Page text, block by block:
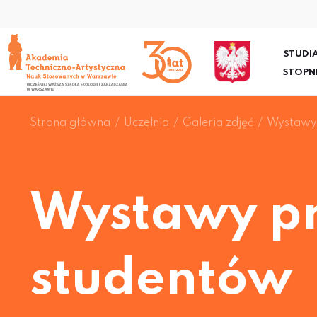
Strona główna Uczelnia Galeria zdjęć
Wystawy
studentów